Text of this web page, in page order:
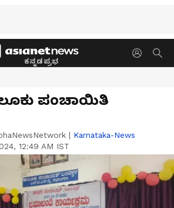
ಕನ್ನಡಪ್ರಭ
ಪಂಚಾಯಿತಿ
| Karnataka-News
12:49 AM IST